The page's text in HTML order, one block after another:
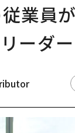
業員
ダー